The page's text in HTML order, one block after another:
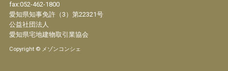
fax:052-462-1800
愛知県知事免許（3）第22321号
公益社団法人
愛知県宅地建物取引業協会
Copyright © メゾンコンシェ